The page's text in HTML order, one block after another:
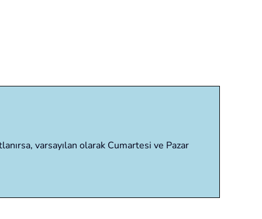
varsayılan olarak Cumartesi ve Pazar